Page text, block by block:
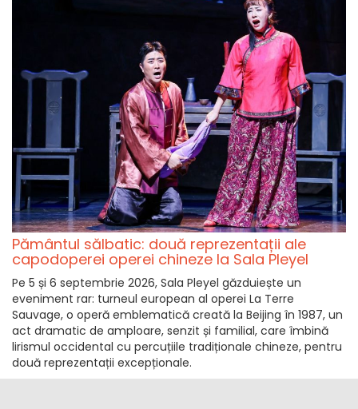
Pământul sălbatic: două reprezentații ale
capodoperei operei chineze la Sala Pleyel
Pe 5 și 6 septembrie 2026, Sala Pleyel găzduiește un
eveniment rar: turneul european al operei La Terre
Sauvage, o operă emblematică creată la Beijing în 1987, un
act dramatic de amploare, senzit și familial, care îmbină
lirismul occidental cu percuțiile tradiționale chineze, pentru
două reprezentații excepționale.